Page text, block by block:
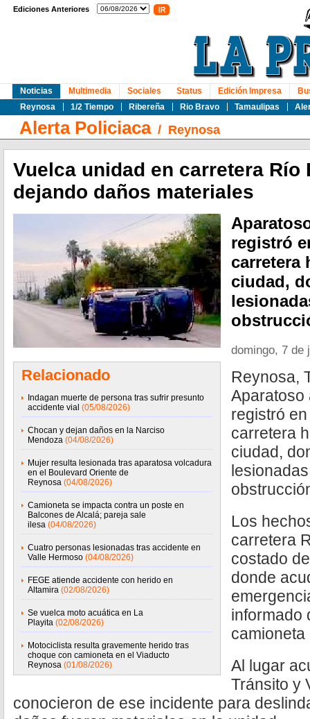
Ediciones Anteriores
Noticias
Reynosa
1/2 Tiempo Ribereña Rio Bravo Tamaulipas
Multimedia Sociales Status Edición Impresa
Alerta Policiaca/ Reynosa
Vuelca unidad en carretera Río
dejando daños materiales
Relacionado
Indagan muerte de persona tras sufrir presunto
accidente vial (05/08/2026)
Chocan y dejan daños en la Narciso
Mendoza (04/08/2026)
Mujer resulta lesionada tras aparatosa volcadura
en el Boulevard Oriente de
Reynosa (04/08/2026)
Camioneta se impacta contra un poste en
Balcones de Alcalá; pareja sale
ilesa (04/08/2026)
Cuatro personas lesionadas tras accidente en
Valle Hermoso (04/08/2026)
FEGE atiende accidente con herido en
Altamira (02/08/2026)
Se vuelca moto acuática en La
Playita (02/08/2026)
Motociclista resulta gravemente herido tras
choque con camioneta en el Viaducto
Reynosa (01/08/2026)
registró
carretera
ciudad,
domingo, 7 de
Reynosa,
Aparatoso
registró
carretera
ciudad,
Los
carretera
costado
donde
informado
Al lugar
Tránsito y
conocieron de ese incidente para